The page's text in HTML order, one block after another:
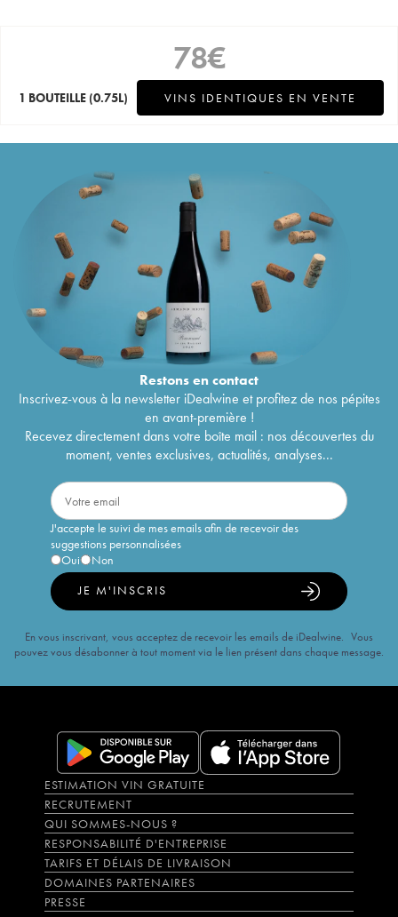
78€
1 BOUTEILLE (0.75L) VINS IDENTIQUES EN VENTE
Restons encontact
Inscrivez-vous à la newsletter iDealwine et profitez de nos pépites
en avant-première !
Recevez directement dans votre boîte mail : nos découvertes du
moment, ventes exclusives, actualités, analyses...
J'accepte le suivi de mes emails afin de recevoir des
suggestions personnalisées
Oui
Non
JE M'INSCRIS
En vous inscrivant, vous acceptez de recevoir les emails de iDealwine. Vous
pouvez vous désabonner à tout moment via le lien présent dans chaque message.
ESTIMATION VIN GRATUITE
RECRUTEMENT
QUI SOMMES-NOUS ?
RESPONSABILITÉ D'ENTREPRISE
TARIFS ET DÉLAIS DE LIVRAISON
DOMAINES PARTENAIRES
PRESSE